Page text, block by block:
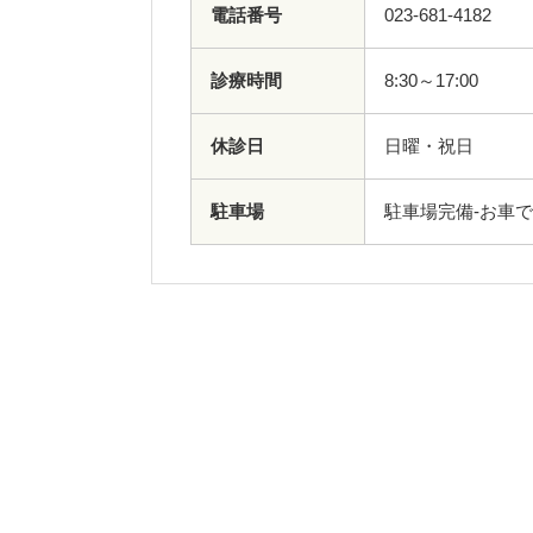
電話番号 023-681-4182
診療時間 8:30～17:00
休診日 日曜・祝日
駐車場 駐車場完備-お車